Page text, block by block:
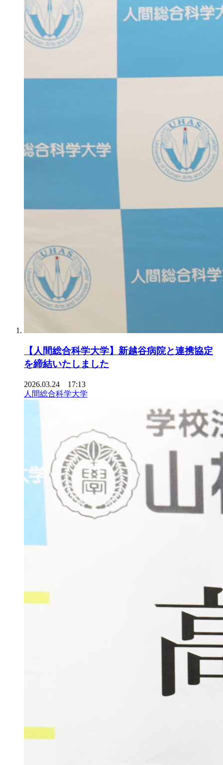
【人間総合科学大学】新越谷病院と連携協定
を締結いたしました
2026.03.24 17:13
人間総合科学大学